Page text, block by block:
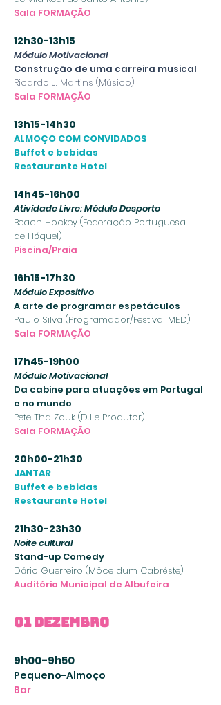
Sala FORMAÇÃO
12h30-13h15
Módulo Motivacional
Construção de uma carreira musical
Ricardo J. Martins (Músico)
Sala FORMAÇÃO
13h15-14h30
ALMOÇO COM CONVIDADOS
Buffet e bebidas
Restaurante Hotel
14h45-16h00
Atividade Livre:Módulo Desporto
Beach Hockey (Federação Portuguesa
de Hóquei)
Piscina/Praia
16h15-17h30
Módulo Expositivo
A arte de programar espetáculos
Paulo Silva (Programador/Festival MED)
Sala FORMAÇÃO
17h45-19h00
Módulo Motivacional
Da cabine para atuações em Portugal
e no mundo
Pete Tha Zouk (DJ e Produtor)
Sala FORMAÇÃO
20h00-21h30
JANTAR
Buffet e bebidas
Restaurante Hotel
21h30-23h30
Noite cultural
Stand-up Comedy
Dário Guerreiro (Môce dum Cabréste)
Auditório Municipal de Albufeira
01 Dezembro
9h00-9h50
Pequeno-Almoço
Bar